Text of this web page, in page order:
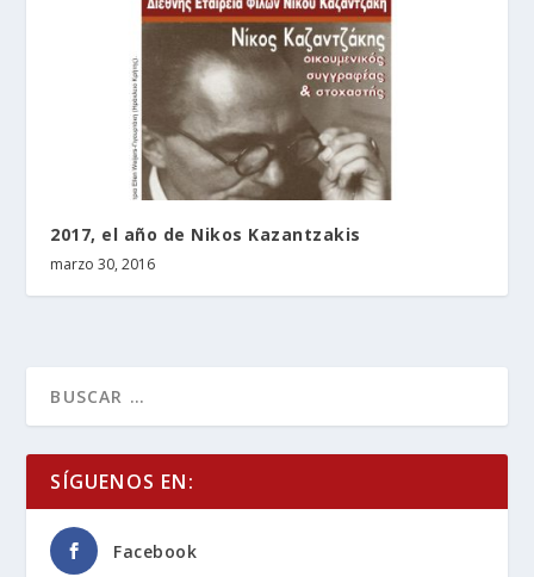
2017, el año de Nikos Kazantzakis
marzo 30, 2016
SÍGUENOS EN:
Facebook